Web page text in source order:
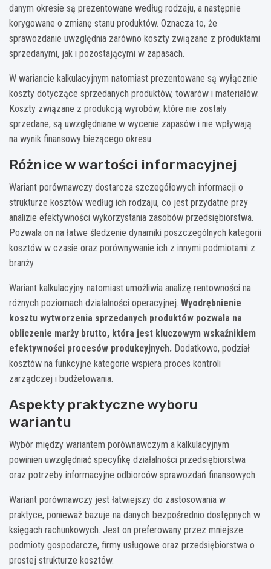
danym okresie są prezentowane według rodzaju, a następnie
korygowane o zmianę stanu produktów. Oznacza to, że
sprawozdanie uwzględnia zarówno koszty związane z produktami
sprzedanymi, jak i pozostającymi w zapasach.
W wariancie kalkulacyjnym natomiast prezentowane są wyłącznie
koszty dotyczące sprzedanych produktów, towarów i materiałów.
Koszty związane z produkcją wyrobów, które nie zostały
sprzedane, są uwzględniane w wycenie zapasów i nie wpływają
na wynik finansowy bieżącego okresu.
Różnice w wartości informacyjnej
Wariant porównawczy dostarcza szczegółowych informacji o
strukturze kosztów według ich rodzaju, co jest przydatne przy
analizie efektywności wykorzystania zasobów przedsiębiorstwa.
Pozwala on na łatwe śledzenie dynamiki poszczególnych kategorii
kosztów w czasie oraz porównywanie ich z innymi podmiotami z
branży.
Wariant kalkulacyjny natomiast umożliwia analizę rentowności na
różnych poziomach działalności operacyjnej. Wyodrębnienie
kosztu wytworzenia sprzedanych produktów pozwala na
obliczenie marży brutto, która jest kluczowym wskaźnikiem
efektywności procesów produkcyjnych. Dodatkowo, podział
kosztów na funkcyjne kategorie wspiera proces kontroli
zarządczej i budżetowania.
Aspekty praktyczne wyboru
wariantu
Wybór między wariantem porównawczym a kalkulacyjnym
powinien uwzględniać specyfikę działalności przedsiębiorstwa
oraz potrzeby informacyjne odbiorców sprawozdań finansowych.
Wariant porównawczy jest łatwiejszy do zastosowania w
praktyce, ponieważ bazuje na danych bezpośrednio dostępnych w
księgach rachunkowych. Jest on preferowany przez mniejsze
podmioty gospodarcze, firmy usługowe oraz przedsiębiorstwa o
prostej strukturze kosztów.